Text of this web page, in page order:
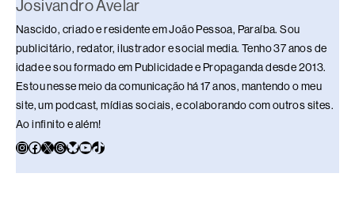
Josivandro Avelar
Nascido, criado e residente em João Pessoa, Paraíba. Sou
publicitário, redator, ilustrador e social media. Tenho 37 anos de
idade e sou formado em Publicidade e Propaganda desde 2013.
Estou nesse meio da comunicação há 17 anos, mantendo o meu
site, um podcast, mídias sociais, e colaborando com outros sites.
Ao infinito e além!